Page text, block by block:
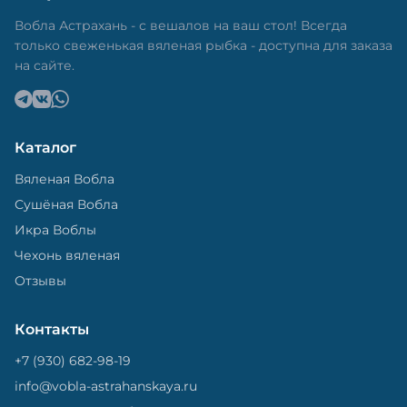
теряла влагу. Вяленая вобла — это не просто
вкусная еда, но и пример того, как можно сочетать
старые рецепты и современные технологии. Её
можно есть с напитками, и это будет очень вкусно.
Вобла Астрахань - с вешалов на ваш стол! Всегда
только свеженькая вяленая рыбка - доступна для заказа
на сайте.
Каталог
Вяленая Вобла
Сушёная Вобла
Икра Воблы
Чехонь вяленая
Отзывы
Контакты
+7 (930) 682-98-19
info@vobla-astrahanskaya.ru